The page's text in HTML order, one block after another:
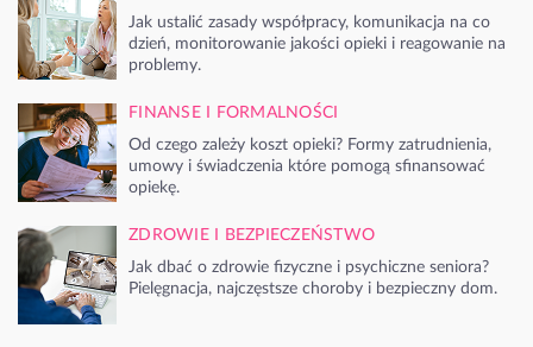
Jak ustalić zasady współpracy, komunikacja na co
dzień, monitorowanie jakości opieki i reagowanie na
problemy.
FINANSE I FORMALNOŚCI
Od czego zależy koszt opieki? Formy zatrudnienia,
umowy i świadczenia które pomogą sfinansować
opiekę.
ZDROWIE I BEZPIECZEŃSTWO
Jak dbać o zdrowie fizyczne i psychiczne seniora?
Pielęgnacja, najczęstsze choroby i bezpieczny dom.